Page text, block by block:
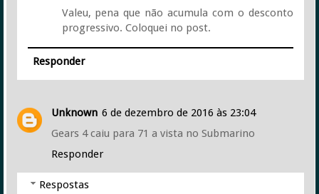
Valeu, pena que não acumula com o desconto
progressivo. Coloquei no post.
Responder
Unknown 6 de dezembro de 2016 às 23:04
Gears 4 caiu para 71 a vista no Submarino
Responder
Respostas